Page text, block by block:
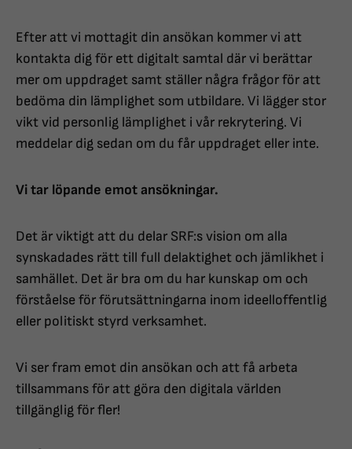
Efter att vi mottagit din ansökan kommer vi att
kontakta dig för ett digitalt samtal där vi berättar
mer om uppdraget samt ställer några frågor för att
bedöma din lämplighet som utbildare. Vi lägger stor
vikt vid personlig lämplighet i vår rekrytering. Vi
meddelar dig sedan om du får uppdraget eller inte.
Vi tar löpande emot ansökningar.
Det är viktigt att du delar SRF:s vision om alla
synskadades rätt till full delaktighet och jämlikhet i
samhället. Det är bra om du har kunskap om och
förståelse för förutsättningarna inom ideelloffentlig
eller politiskt styrd verksamhet.
Vi ser fram emot din ansökan och att få arbeta
tillsammans för att göra den digitala världen
tillgänglig för fler!